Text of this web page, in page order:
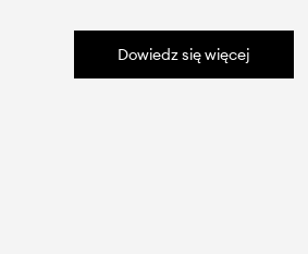
Dowiedz się więcej